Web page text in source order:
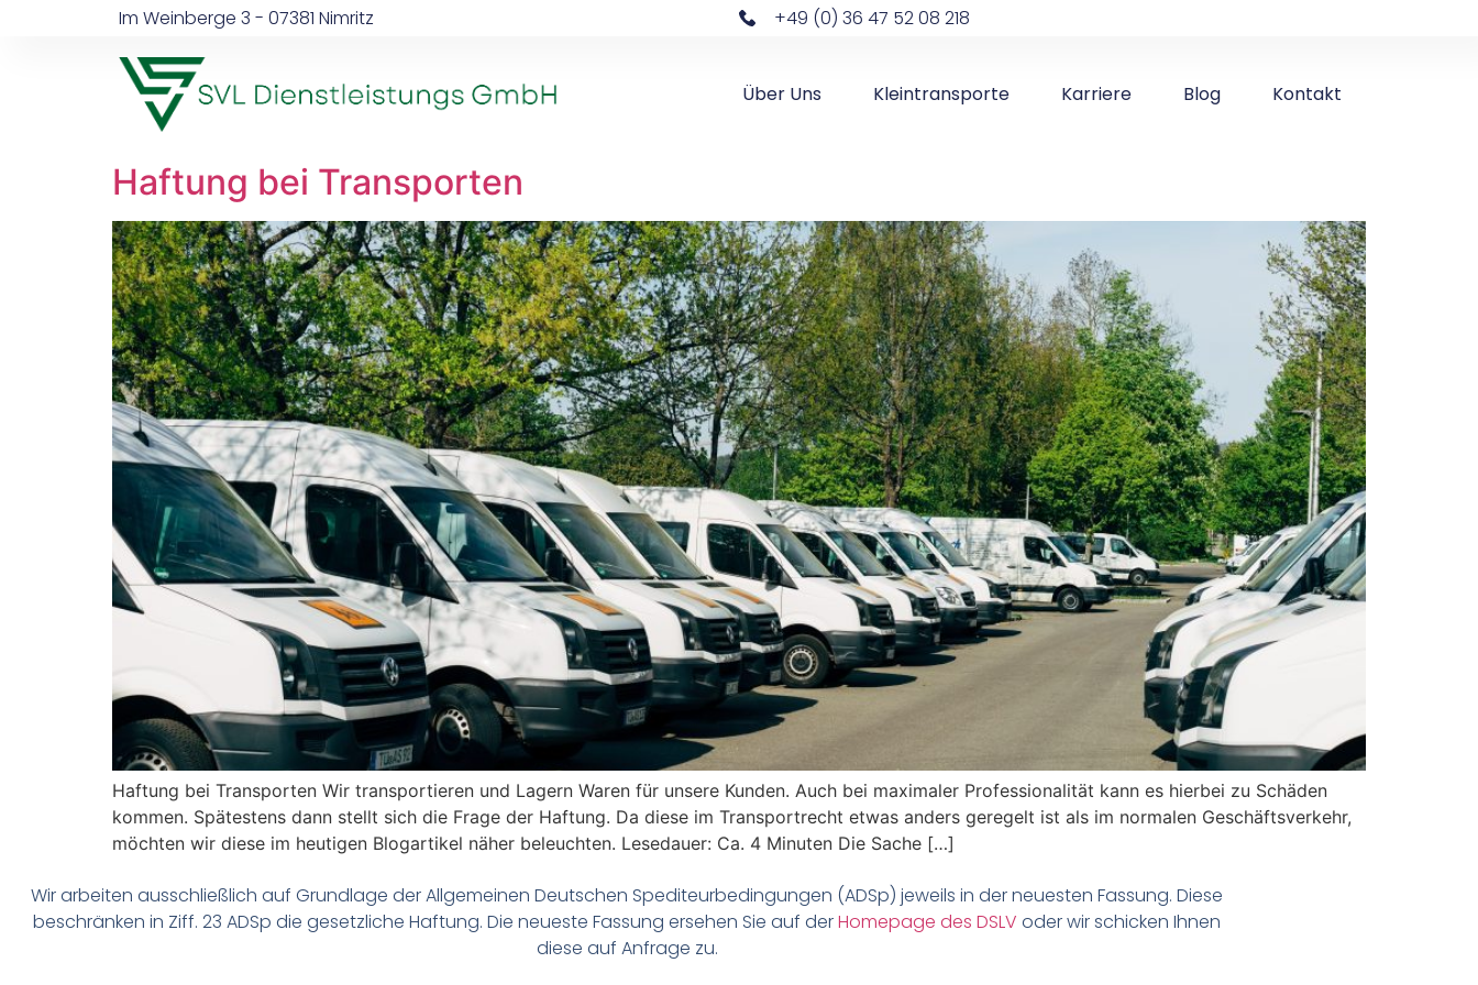
Im Weinberge 3 - 07381 Nimritz +49 (0) 36 47 52 08 218
Über Uns Kleintransporte Karriere Blog Kontakt
Haftung bei Transporten
Haftung bei Transporten Wir transportieren und Lagern Waren für unsere Kunden. Auch bei maximaler Professionalität kann es hierbei zu Schäden
kommen. Spätestens dann stellt sich die Frage der Haftung. Da diese im Transportrecht etwas anders geregelt ist als im normalen Geschäftsverkehr,
möchten wir diese im heutigen Blogartikel näher beleuchten. Lesedauer: Ca. 4 Minuten Die Sache […]
Wir arbeiten ausschließlich auf Grundlage der Allgemeinen Deutschen Spediteurbedingungen (ADSp) jeweils in der neuesten Fassung. Diese
beschränken in Ziff. 23 ADSp die gesetzliche Haftung. Die neueste Fassung ersehen Sie auf derHomepage des DSLV oder wir schicken Ihnen
diese auf Anfrage zu.